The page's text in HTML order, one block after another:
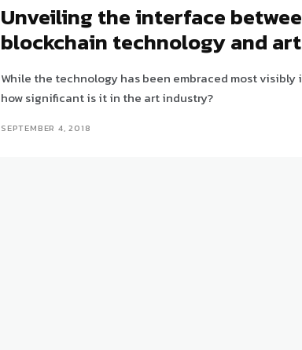
Unveiling the interface
blockchain technology and art
While the technology has been embraced most visibly
how significant is it in the art industry?
SEPTEMBER 4, 2018